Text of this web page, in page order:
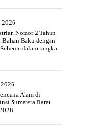
2026
Nomor 2 Tahun
Bahan Baku dengan
dalam rangka
Alam di
Sumatera Barat